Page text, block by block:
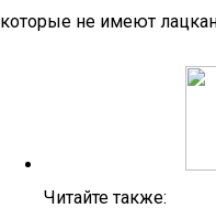
которые не имеют
Читайте также: